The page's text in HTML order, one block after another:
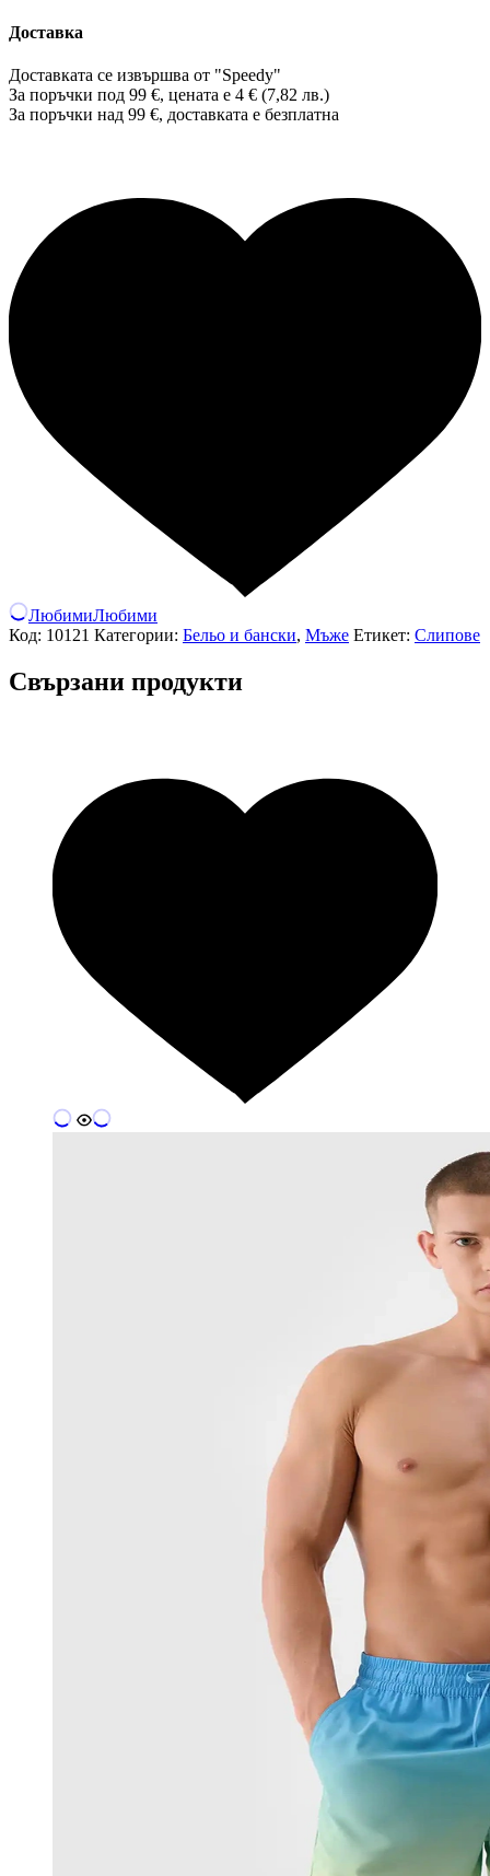
Доставка
Доставката се извършва от "Speedy"
За поръчки под 99 €, цената е 4 € (7,82 лв.)
За поръчки над 99 €, доставката е безплатна
ЛюбимиЛюбими
Код: 10121 Категории: Бельо и бански, Мъже Етикет: Слипове
Свързани продукти